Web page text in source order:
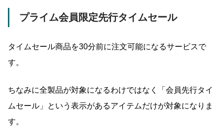
プライム会員限定先行タイムセール
タイムセール商品を30分前に注文可能になるサービスで
す。
ちなみに全製品が対象になるわけではなく「会員先行タイ
ムセール」という表示があるアイテムだけが対象になりま
す。